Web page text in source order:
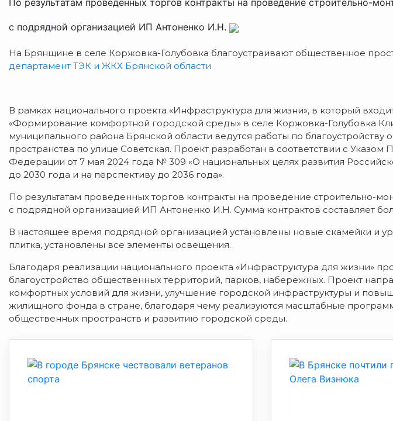
По результатам проведенных торгов контракты на проведение строительно-
с подрядной организацией ИП Антоненко И.Н.
На Брянщине в селе Коржовка-Голубовка благоустраивают общественное
департамент ТЭК и ЖКХ Брянской области
В рамках национального проекта «Инфраструктура для жизни», в который
«Формирование комфортной городской среды» в селе Коржовка-Голубовка
муниципального района Брянской области ведутся работы по благоустройству
пространства по улице Советская. Проект разработан в соответствии с Указом
Федерации от 7 мая 2024 года № 309 «О национальных целях развития
до 2030 года и на перспективу до 2036 года».
По результатам проведенных торгов контракты на проведение строительно-
с подрядной организацией ИП Антоненко И.Н. Сумма контрактов составляет
В настоящее время подрядной организацией установлены новые скамейки и
плитка, установлены все элементы освещения.
Благодаря реализации национального проекта «Инфраструктура для жизни»
благоустройство общественных территорий, парков, набережных. Проект
комфортных условий для жизни, улучшение городской инфраструктуры и
жилищного фонда в стране, благодаря чему реализуются масштабные
общественных пространств и развитию городской среды.